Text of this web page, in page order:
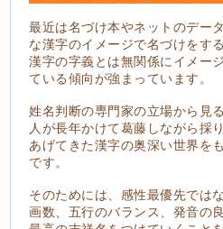
最近は名づけ本やネットのデー
な漢字のイメージで名づけをす
漢字の字義とは無関係にイメー
ている傾向が強まっています。
姓名判断の専門家の立場から見
人が長年かけて葛藤しながら採
あげてきた漢字の奥深い世界を
です。
そのためには、感性最優先では
画数、五行のバランス、発音の